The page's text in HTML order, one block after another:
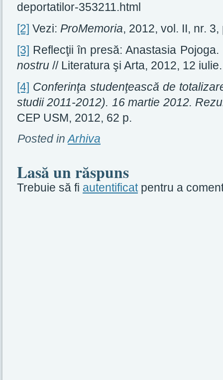
deportatilor-353211.html
[2] Vezi: ProMemoria, 2012, vol. II, nr.
[3] Reflecţii în presă: Anastasia Pojoga.
nostru // Literatura şi Arta, 2012, 12 iulie.
[4] Conferinţa studenţească de
studii 2011-2012). 16 martie 2012.
CEP USM, 2012, 62 p.
Posted in Arhiva
Lasă un răspuns
Trebuie să fi autentificatpentru a